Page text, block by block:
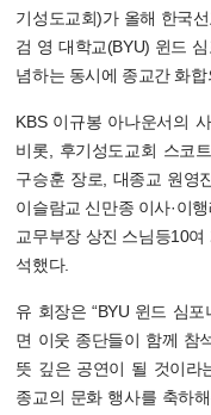
기성도교회)가 올해 한국
검 영 대학교(BYU) 윈드
념하는 동시에 종교간 화
KBS 이규봉 아나운서의
비롯, 후기성도교회 스코
구승훈 장로, 대종교 원영
이슬람교 신만종 이사·이
교무부장 상진 스님등10
석했다.
유 회장은 “BYU 윈드 심
면 이웃 종단들이 함께 참
뜻 깊은 공연이 될 것이라
종교의 문화 행사를 축하